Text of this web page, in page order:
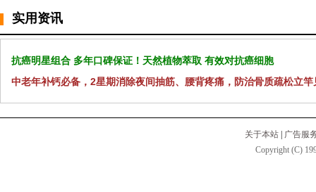
实用资讯
抗癌明星组合 多年口碑保证！天然植物萃取 有效对抗癌细胞
中老年补钙必备，2星期消除夜间抽筋、腰背疼痛，防治骨质疏松立竿
关于本站
广告服
Copyright (C)